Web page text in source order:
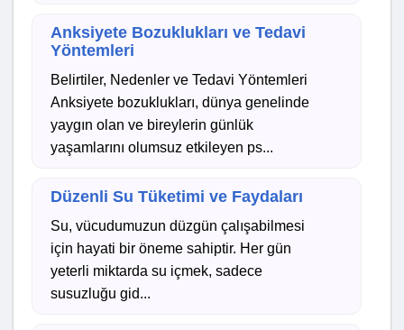
Anksiyete Bozuklukları ve Tedavi
Yöntemleri
Belirtiler, Nedenler ve Tedavi Yöntemleri
Anksiyete bozuklukları, dünya genelinde
yaygın olan ve bireylerin günlük
yaşamlarını olumsuz etkileyen ps...
Düzenli Su Tüketimi ve Faydaları
Su, vücudumuzun düzgün çalışabilmesi
için hayati bir öneme sahiptir. Her gün
yeterli miktarda su içmek, sadece
susuzluğu gid...